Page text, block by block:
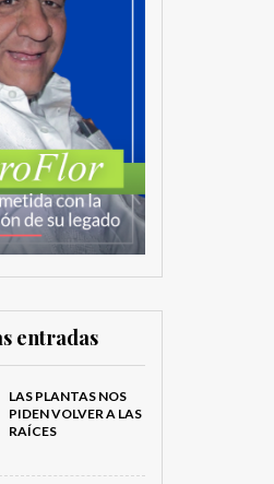
entradas
LAS PLANTAS NOS
PIDEN VOLVER A LAS
RAÍCES